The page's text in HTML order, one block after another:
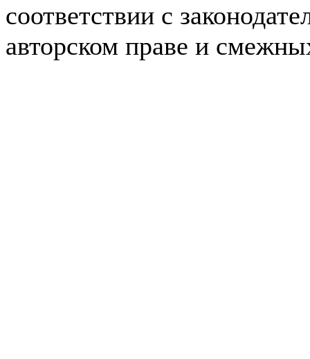
соответствии с
авторском праве и